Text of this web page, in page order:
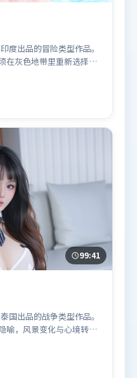
度出品的冒险类型作品。
在灰色地带里重新选择立
度高，情绪释放与主题回
热内执导，白宇、雷佳
哈迪等联袂出演。影片
。
99:41
国出品的战争类型作品。
喻，风景变化与心境转折
却不凌乱，每场对手戏都
执导，提莫西·查拉
、苍井优、章子怡等联